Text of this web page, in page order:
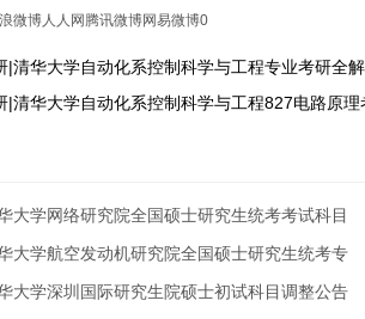
微博人人网 腾讯微博网易微博0
|清华大学自动化系控制科学与工程专业考研全
|清华大学自动化系控制科学与工程827电路原理
大学网络研究院全国硕士研究生统考考试科目
大学航空发动机研究院全国硕士研究生统考专
大学深圳国际研究生院硕士初试科目调整公告